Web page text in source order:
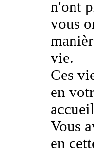
n'ont
vous
vie.
Ces
en
Vous
en